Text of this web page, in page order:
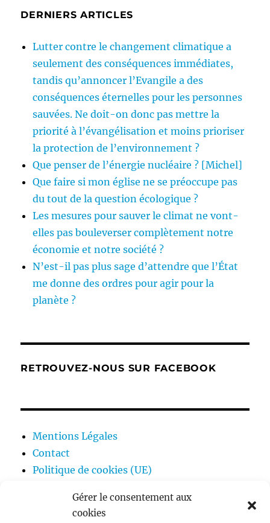
Gérer le consentement aux
cookies
DERNIERS ARTICLES
Lutter contre le changement climatique a
seulement des conséquences immédiates,
tandis qu’annoncer l’Evangile a des
conséquences éternelles pour les personnes
sauvées. Ne doit-on donc pas mettre la
priorité à l’évangélisation et moins prioriser
la protection de l’environnement ?
Que penser de l’énergie nucléaire ? [Michel]
Que faire si mon église ne se préoccupe pas
du tout de la question écologique ?
Les mesures pour sauver le climat ne vont-
elles pas bouleverser complètement notre
économie et notre société ?
N’est-il pas plus sage d’attendre que l’État
me donne des ordres pour agir pour la
planète ?
RETROUVEZ-NOUS SUR FACEBOOK
Mentions Légales
Contact
Politique de cookies (UE)